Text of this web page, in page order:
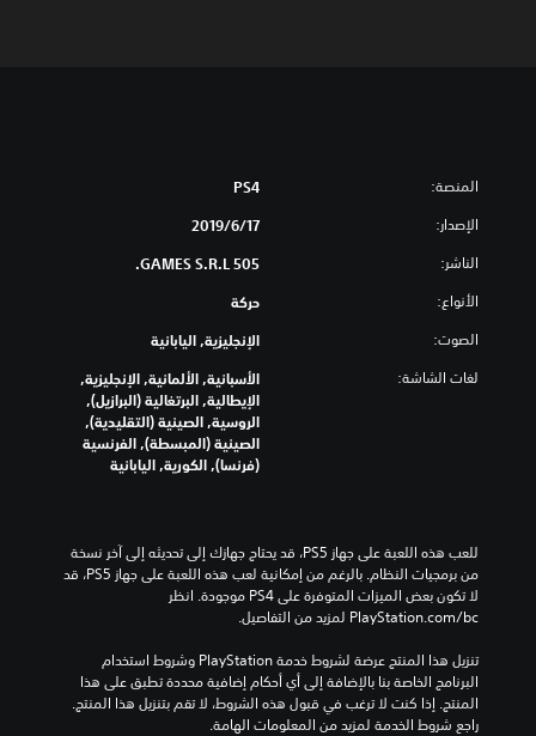
المنصة: PS4
الإصدار: 17‏/6‏/2019
الناشر: 505 GAMES S.R.L.
الأنواع: حركة
الصوت: الإنجليزية, اليابانية
لغات الشاشة:
الأسبانية, الألمانية, الإنجليزية,
الإيطالية, البرتغالية (البرازيل),
الروسية, الصينية (التقليدية),
الصينية (المبسطة), الفرنسية
(فرنسا), الكورية, اليابانية
‎PlayStation.com/bc لمزيد من التفاصيل.
راجع شروط الخدمة لمزيد من المعلومات الهامة.